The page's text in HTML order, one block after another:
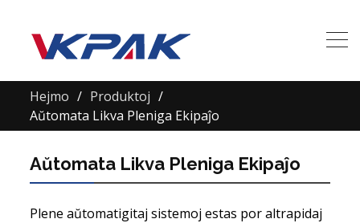
Hejmo
Produktoj
Aŭtomata Likva Pleniga Ekipaĵo
Aŭtomata Likva Pleniga Ekipaĵo
Plene aŭtomatigitaj sistemoj estas por altrapidaj